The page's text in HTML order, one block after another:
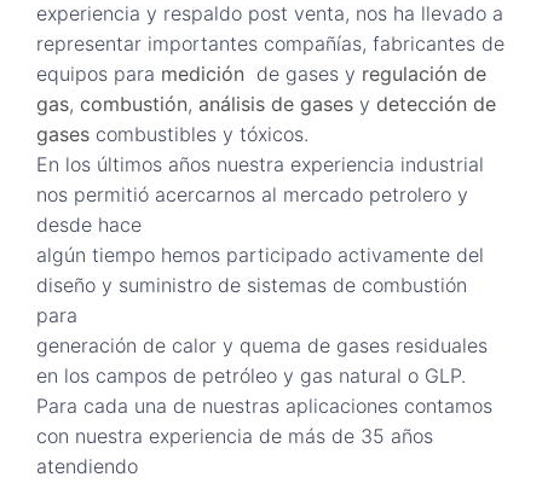
experiencia y respaldo post venta, nos ha llevado a
representar importantes compañías, fabricantes de
equipos para medición de gases y regulación de
gas, combustión, análisis de gases y detección de
gases combustibles y tóxicos.
En los últimos años nuestra experiencia industrial
nos permitió acercarnos al mercado petrolero y
desde hace
algún tiempo hemos participado activamente del
diseño y suministro de sistemas de combustión
para
generación de calor y quema de gases residuales
en los campos de petróleo y gas natural o GLP.
Para cada una de nuestras aplicaciones contamos
con nuestra experiencia de más de 35 años
atendiendo